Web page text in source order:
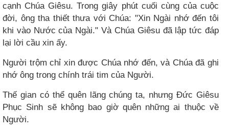
cạnh Chúa Giêsu. Trong giây phút cuối cùng của cuộc
đời, ông tha thiết thưa với Chúa: "Xin Ngài nhớ đến tôi
khi vào Nước của Ngài." Và Chúa Giêsu đã lập tức đáp
lại lời cầu xin ấy.
Người trộm chỉ xin được Chúa nhớ đến, và Chúa đã ghi
nhớ ông trong chính trái tim của Người.
Thế gian có thể quên lãng chúng ta, nhưng Đức Giêsu
Phục Sinh sẽ không bao giờ quên những ai thuộc về
Người.